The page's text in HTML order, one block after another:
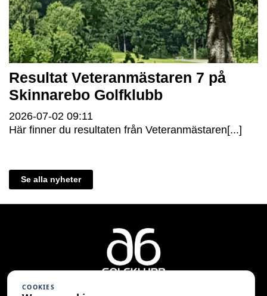
Resultat Veteranmästaren 7 på
Skinnarebo Golfklubb
2026-07-02 09:11
Här finner du resultaten från Veteranmästaren[...]
Se alla nyheter
COOKIES